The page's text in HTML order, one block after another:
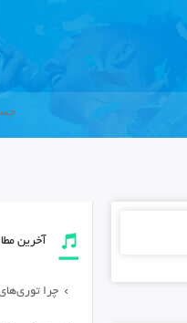
آخرین
چرا